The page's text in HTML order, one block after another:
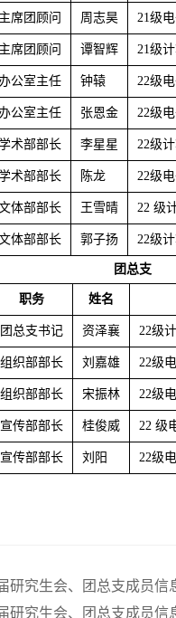
主席团顾问 周志昊 21级
主席团顾问 谭智辉 21级
公室主任 钟辕 22级
公室主任 张恩金 22级
术部部长 李星星 22级
术部部长 陈龙 22级
体部部长 王雪晴 22 级
体部部长 郭子扬 22级
团总支
职务 姓名
团总支书记 资泽襄 22级
组织部部长 刘嘉雄 22级
组织部部长 宋振林 22级
宣传部部长 桂俊威 22 级
宣传部部长 刘阳 22级
研究生会、团总支成员信
研究生会、团总支成员信